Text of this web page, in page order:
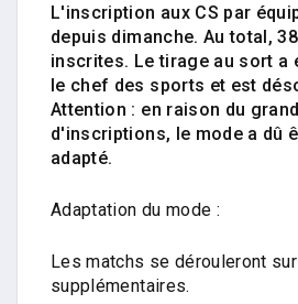
L'inscription aux CS par
depuis dimanche. Au total,
inscrites. Le tirage au sort a
le chef des sports et est
Attention : en raison du
d'inscriptions, le mode a dû
adapté.
Adaptation du mode :
Les matchs se dérouleront
supplémentaires.